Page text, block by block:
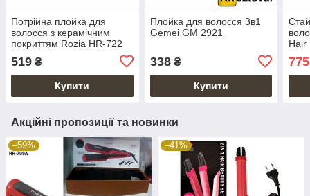
Потрійна плойка для
волосся з керамічним
покриттям Rozia HR-722
519 ₴
Купити
Плойка для волосся 3в1
Gemei GM 2921
338₴
Купити
Hair
775
Акційні пропозиції та новинки
–59% –41%